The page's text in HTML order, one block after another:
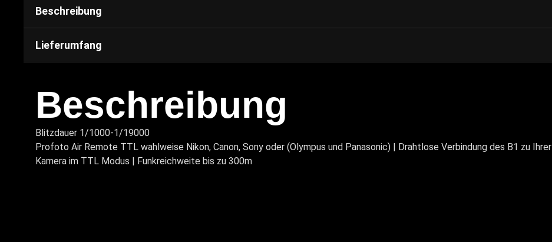
Beschreibung
Lieferumfang
Beschreibung
Blitzdauer 1/1000-1/19000
Profoto Air Remote TTL wahlweise Nikon, Canon, Sony oder (Olympus und Panasonic) | Drahtlose Verbindung des B1 zu Ihrer
Kamera im TTL Modus | Funkreichweite bis zu 300m